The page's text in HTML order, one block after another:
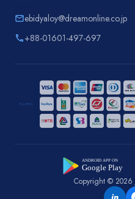
emailebidyaloy@dreamonline.co.jp
phone+88-01601-497-697
Copyright © 2026